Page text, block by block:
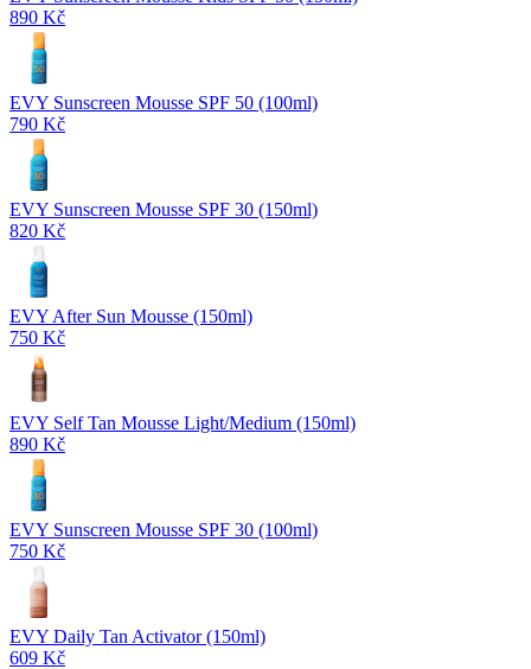
890 Kč
EVY Sunscreen Mousse SPF 50 (100ml)
790 Kč
EVY Sunscreen Mousse SPF 30 (150ml)
820 Kč
EVY After Sun Mousse (150ml)
750 Kč
EVY Self Tan Mousse Light/Medium (150ml)
890 Kč
EVY Sunscreen Mousse SPF 30 (100ml)
750 Kč
EVY Daily Tan Activator (150ml)
609 Kč